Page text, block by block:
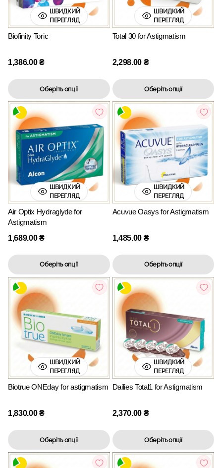
ШВИДКИЙ
ПЕРЕГЛЯД
Biofinity Toric
1,386.00₴
Оберіть опції
ШВИДКИЙ
ПЕРЕГЛЯД
Total 30 for Astigmatism
2,298.00 ₴
Оберіть опції
ШВИДКИЙ
ПЕРЕГЛЯД
Air Optix Hydraglyde for
Astigmatism
1,689.00₴
Оберіть опції
ШВИДКИЙ
ПЕРЕГЛЯД
Acuvue Oasys for Astigmatism
1,485.00 ₴
Оберіть опції
ШВИДКИЙ
ПЕРЕГЛЯД
Biotrue ONEday for astigmatism
1,830.00₴
Оберіть опції
ШВИДКИЙ
ПЕРЕГЛЯД
Dailies Total1 for Astigmatism
2,370.00 ₴
Оберіть опції